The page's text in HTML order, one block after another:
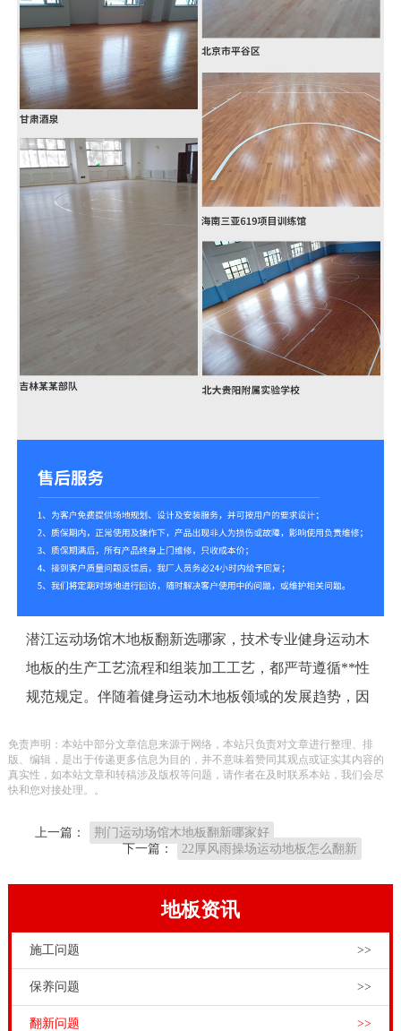
潜江运动场馆木地板翻新选哪家，技术专业健身运动木
地板的生产工艺流程和组装加工工艺，都严苛遵循**性
规范规定。伴随着健身运动木地板领域的发展趋势，因
时，关键的便是舒适度的考虑到。技术专业健身运动木
地板表层摩擦阻力在0.4-0.6中间，不滑也不苦。抗撕裂
术工作人员极好的活动感受。
地木地板表层的清理和烘干性，因而在应用中，则必须
能应用食用碱来对其开展清除，为此防止其高偏碱物
质，对其地面的外表喷漆膜有一定的毁坏。平常清洗
免责声明：本站中部分文章信息来源于网络，本站只负责对文章进行整理、排
版、编辑，是出于传递更多信息为目的，并不意味着赞同其观点或证实其内容的
真实性，如本站文章和转稿涉及版权等问题，请作者在及时联系本站，我们会尽
快和您对接处理。。
上一篇：
荆门运动场馆木地板翻新哪家好
下一篇：
22厚风雨操场运动地板怎么翻新
地板资讯
施工问题 >>
保养问题 >>
翻新问题 >>